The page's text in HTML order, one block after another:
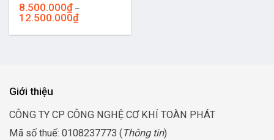
8.500.000₫ –
12.500.000₫Khoảng
Giới thiệu
CÔNG TY CP CÔNG NGHỆ CƠ KHÍ TOÀN PHÁT
Mã số thuế: 0108237773 ( Thông tin)